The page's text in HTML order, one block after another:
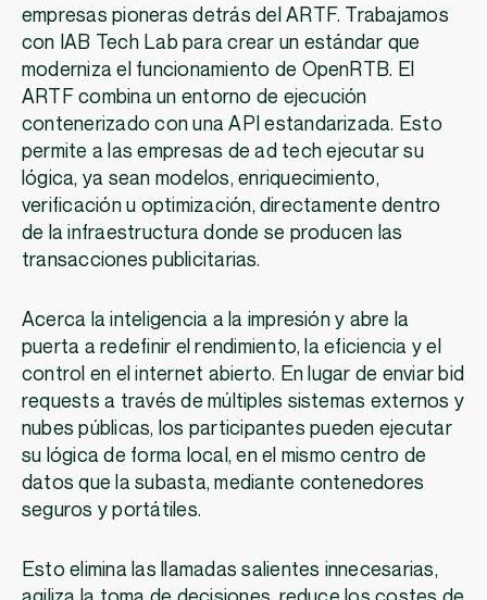
empresas pioneras detrás del ARTF. Trabajamos
con IAB Tech Lab para crear un estándar que
moderniza el funcionamiento de OpenRTB. El
ARTF combina un entorno de ejecución
contenerizado con una API estandarizada. Esto
permite a las empresas de ad tech ejecutar su
lógica, ya sean modelos, enriquecimiento,
verificación u optimización, directamente dentro
de la infraestructura donde se producen las
transacciones publicitarias.
Acerca la inteligencia a la impresión y abre la
puerta a redefinir el rendimiento, la eficiencia y el
control en el internet abierto. En lugar de enviar bid
requests a través de múltiples sistemas externos y
nubes públicas, los participantes pueden ejecutar
su lógica de forma local, en el mismo centro de
datos que la subasta, mediante contenedores
seguros y portátiles.
Esto elimina las llamadas salientes innecesarias,